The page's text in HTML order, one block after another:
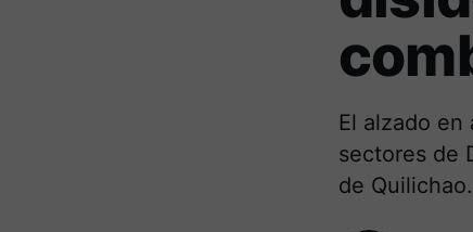
El alzado
sectores de
de Quilichao.